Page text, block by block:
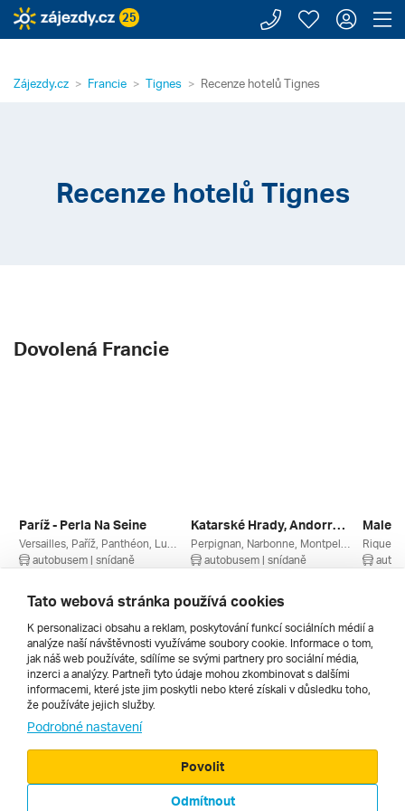
25 Zavolejte
Moje
Zájezdy.cz Francie Tignes Recenze hotelů Tignes
Recenze hotelů Tignes
Dovolená Francie
Paríž - Perla Na Seine
autobusem | snídaně
7 583 Kč
Katarské Hrady, Andorra A Francouzské Pyreneje
autobusem | snídaně
13 990 Kč
Všechny
Cestopisy
Tato webová stránka používá cookies
K personalizaci obsahu a reklam, poskytování funkcí sociálních médií a
analýze naší návštěvnosti využíváme soubory cookie. Informace o tom,
jak náš web používáte, sdílíme se svými partnery pro sociální média,
inzerci a analýzy. Partneři tyto údaje mohou zkombinovat s dalšími
informacemi, které jste jim poskytli nebo které získali v důsledku toho,
že používáte jejich služby.
Podrobné nastavení
Odmítnout
Povolit